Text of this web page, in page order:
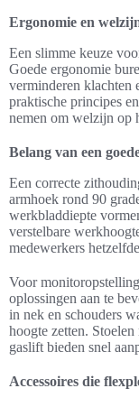
Ergonomie en
Een slimme keuze
Goede ergonomie
verminderen klachten
praktische principes
nemen om welzijn op
Belang van een
Een correcte
armhoek rond 90
werkbladdiepte
verstelbare
medewerkers
Voor
oplossingen aan te
in nek en schouders
hoogte zetten.
gaslift bieden snel
Accessoires die